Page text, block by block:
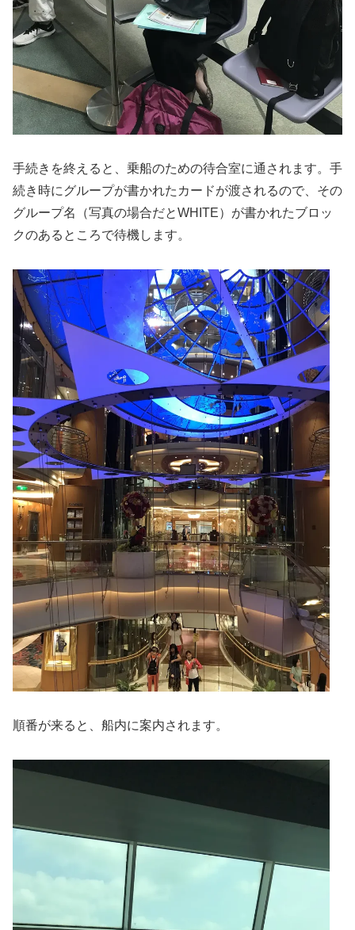
手続きを終えると、乗船のための待合室に通されます。手
続き時にグループが書かれたカードが渡されるので、その
グループ名（写真の場合だとWHITE）が書かれたブロッ
クのあるところで待機します。
順番が来ると、船内に案内されます。